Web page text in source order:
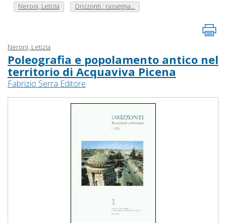
Neroni, Letizia
Orizzonti : rassegna...
Neroni, Letizia
Poleografia e popolamento antico nel
territorio di Acquaviva Picena
Fabrizio Serra Editore